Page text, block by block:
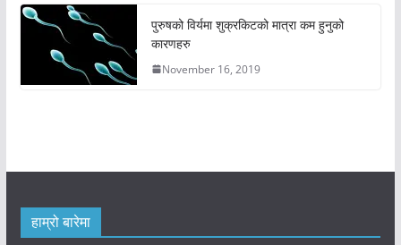
पुरुषको विर्यमा शुक्रकिटको मात्रा कम हुनुको
कारणहरु
November 16, 2019
हाम्रो बारेमा